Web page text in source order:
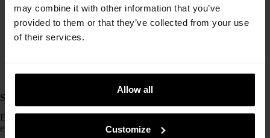
may combine it with other information that you’ve
provided to them or that they’ve collected from your use
of their services.
Allow all
Customize
Bellflower Cleansing Balm
de Hwarang
Gentle Black Deep Cleansing Oil de Klairs
Natural Cleansing Oil
Creamy Bubble Foam Cleanserde Urang
Cleanse Me Softly Milk Cleanserde Sioris
Sérums calmantes con ingredientes reparadores
Estos sérums calmantes y súper hidratantes son perfectos para
empezar a reparar la barrera de tu piel.